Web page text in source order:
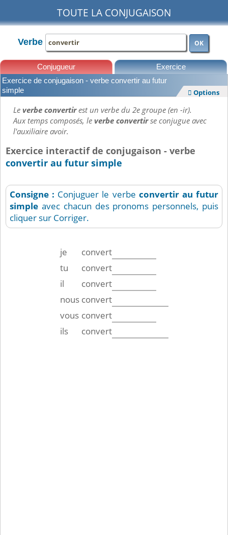
TOUTE LA CONJUGAISON
Verbe OK
Conjugueur Exercice
Exercice de conjugaison - verbe convertir au futur
simple
 Options
Leverbe convertirest un verbe du 2e groupe (en -ir).
Aux temps composés, leverbe convertirse conjugue avec
l'auxiliaire avoir.
Exercice interactif de conjugaison - verbe
convertir au futur simple
Consigne : Conjuguer le verbe convertir au futur
simple avec chacun des pronoms personnels, puis
cliquer sur Corriger.
je
convert
tu
convert
il
convert
nous convert
vous convert
ils
convert